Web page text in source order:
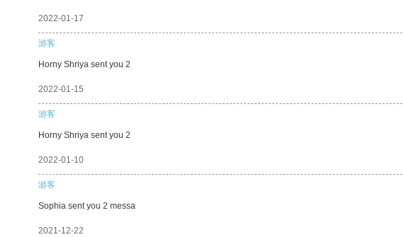
2022-01-17
游客
Horny Shriya sent you 2
2022-01-15
游客
Horny Shriya sent you 2
2022-01-10
游客
Sophia sent you 2 messa
2021-12-22